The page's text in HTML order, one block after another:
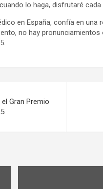
lo haga, disfrutaré
en España, confía en una
no hay
Gran Premio